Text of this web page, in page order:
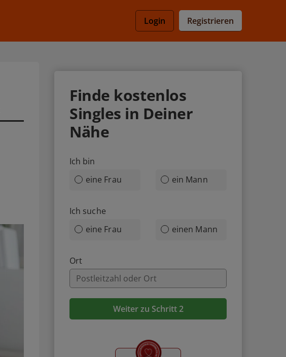
Login Registrieren
Finde kostenlos
Singles in Deiner
Nähe
Ich bin
eine Frau
ein Mann
Ich suche
eine Frau
einen Mann
Ort
Weiter zu Schritt 2